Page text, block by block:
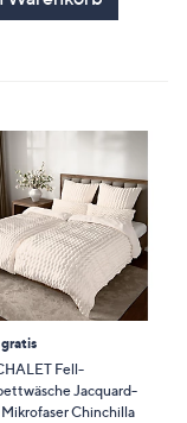
Fell-
Jacquard-
Chinchilla